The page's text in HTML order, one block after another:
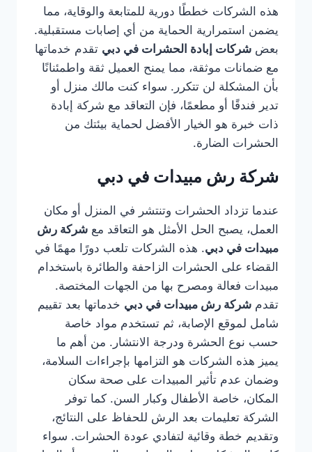
هذه الشركات خططًا دورية للمتابعة والوقاية، مما
يضمن استمرارية الحماية من أي إصابات مستقبلية.
بعض شركات إبادة الحشرات في دبي تقدم خدماتها
مع ضمانات موثقة، مما يمنح العميل ثقة واطمئنانًا
بأن المشكلة لن تتكرر. سواء كنت مالك منزل أو
تدير فندقًا أو مطعمًا، فإن التعاقد مع شركة إبادة
ذات خبرة هو الخيار الأفضل لحماية بيئتك من
الحشرات الضارة.
شركة رش مبيدات في دبي
عندما تزداد الحشرات وتنتشر في المنزل أو مكان
العمل، يصبح الحل الأمثل هو التعاقد مع شركة رش
مبيدات في دبي. هذه الشركات تلعب دورًا مهمًا في
القضاء على الحشرات الزاحفة والطائرة باستخدام
مبيدات فعالة ومصرح بها من الجهات المختصة.
تقدم شركة رش مبيدات في دبي خدماتها بعد تقييم
شامل لموقع الإصابة، ثم تستخدم مواد خاصة
حسب نوع الحشرة ودرجة الانتشار. من أهم ما
يميز هذه الشركات هو التزامها بإجراءات السلامة،
وضمان عدم تأثير المبيدات على صحة سكان
المكان، خاصة الأطفال وكبار السن. كما توفر
الشركة تعليمات بعد الرش للحفاظ على النتائج،
وتقديم خطة وقائية لتفادي عودة الحشرات. سواء